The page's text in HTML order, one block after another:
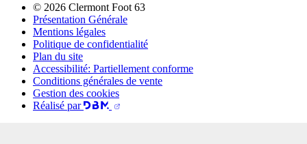
© 2026 Clermont Foot 63
Présentation Générale
Mentions légales
Politique de confidentialité
Plan du site
Accessibilité: Partiellement conforme
Conditions générales de vente
Gestion des cookies
Réalisé par